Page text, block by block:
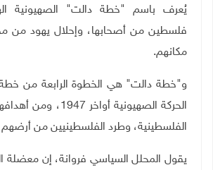
يُعرف باسم "خطة دالت" الصهيونية
فلسطين من أصحابها، وإحلال يهود من
مكانهم.
و"خطة دالت" هي الخطوة الرابعة من
الحركة الصهيونية أواخر
الفلسطينية، وطرد الفلسطينيين من
يقول المحلل السياسي فروانة، إن معضلة